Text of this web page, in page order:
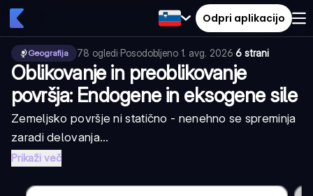
Odpri aplikacijo
Geografija 78 ogledi·Posodobljeno 1. avg. 2026·6 strani
Oblikovanje in preoblikovanje
površja: Endogene in eksogene sile
Zemeljsko površje ni statično - nenehno se spreminja
zaradi delovanja...
Prikaži več